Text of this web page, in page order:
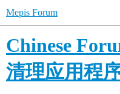
Mepis Forum
Chinese
清理应用程